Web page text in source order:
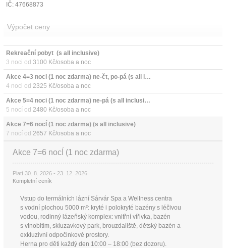
IČ: 47668873
Výpočet ceny
Rekreační pobyt  (s all inclusive)
3 noci od 3100 Kč/osoba a noc
Akce 4=3 noci (1 noc zdarma) ne-čt, po-pá (s all inclusive)
4 noci od 2325 Kč/osoba a noc
Akce 5=4 noci (1 noc zdarma) ne-pá (s all inclusive)
5 nocí od 2480 Kč/osoba a noc
Akce 7=6 nocÍ (1 noc zdarma) (s all inclusive)
7 nocí od 2657 Kč/osoba a noc
Akce 7=6 nocÍ (1 noc zdarma)
Platí 30. 8. 2026 - 23. 12. 2026
Kompletní ceník
Vstup do termálních lázní Sárvár Spa a Wellness centra
s vodní plochou 5000 m²: kryté i polokryté bazény s léčivou
vodou, rodinný lázeňský komplex: vnitřní vířivka, bazén
s vlnobitím, skluzavkový park, brouzdaliště, dětský bazén a
exkluzivní odpočinkové prostory.
Herna pro děti každý den 10:00 – 18:00 (bez dozoru).